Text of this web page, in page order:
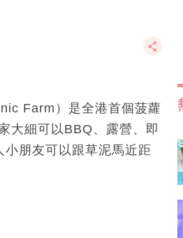
Farm）是全港首個菠蘿
大細可以BBQ、露營、即
朋友可以跟草泥馬近距